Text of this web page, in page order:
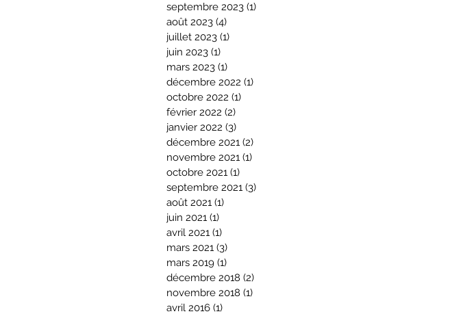
septembre 2023 (1)
août 2023 (4)
juillet 2023 (1)
juin 2023 (1)
mars 2023 (1)
décembre 2022 (1)
octobre 2022 (1)
février 2022 (2)
janvier 2022 (3)
décembre 2021 (2)
novembre 2021 (1)
octobre 2021 (1)
septembre 2021 (3)
août 2021 (1)
juin 2021 (1)
avril 2021 (1)
mars 2021 (3)
mars 2019 (1)
décembre 2018 (2)
novembre 2018 (1)
avril 2016 (1)